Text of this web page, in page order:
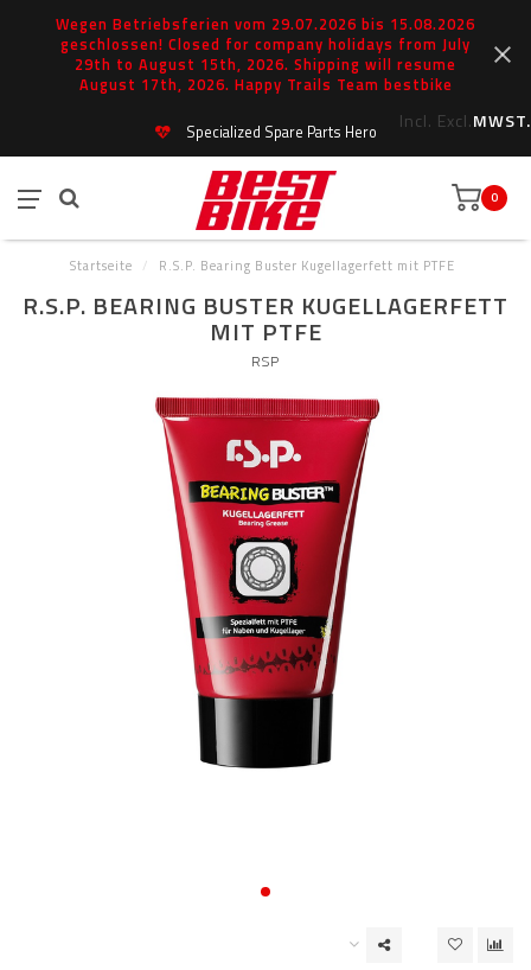
Wegen Betriebsferien vom 29.07.2026 bis 15.08.2026
geschlossen! Closed for company holidays from July
29th to August 15th, 2026. Shipping will resume
August 17th, 2026. Happy Trails Team bestbike
Incl. Excl.MWST.
Specialized Spare Parts Hero
0
Startseite / R.S.P. Bearing Buster Kugellagerfett mit PTFE
R.S.P. BEARING BUSTER KUGELLAGERFETT
MIT PTFE
RSP